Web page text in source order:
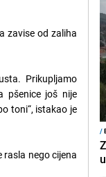
zavise od zaliha
Prikupljamo
pšenice još nije
toni“, istakao je
rasla nego cijena
/